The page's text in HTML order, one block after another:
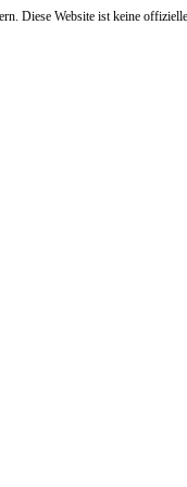
Diese Website ist keine